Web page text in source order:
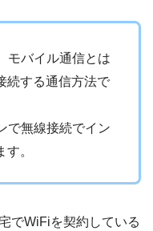
モバイル通信とは
続する通信方法で
で無線接続でイン
。
でWiFiを契約している